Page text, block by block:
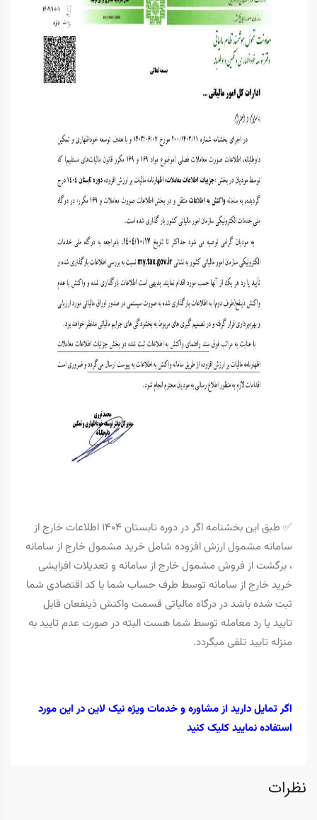
✅ طبق این بخشنامه اگر در دوره تابستان 1404 اطلاعات خارج از
سامانه مشمول ارزش افزوده شامل خرید مشمول خارج از سامانه
، برگشت از فروش مشمول خارج از سامانه و تعدیلات افزایشی
خرید خارج از سامانه توسط طرف حساب شما با کد اقتصادی شما
ثبت شده باشد در درگاه مالیاتی قسمت واکنش ذینفعان قابل
تایید یا رد معامله توسط شما هست البته در صورت عدم تایید به
منزله تایید تلقی میگردد.
اگر تمایل دارید از مشاوره و خدمات ویژه نیک لاین در این مورد
استفاده نمایید کلیک کنید
نظرات